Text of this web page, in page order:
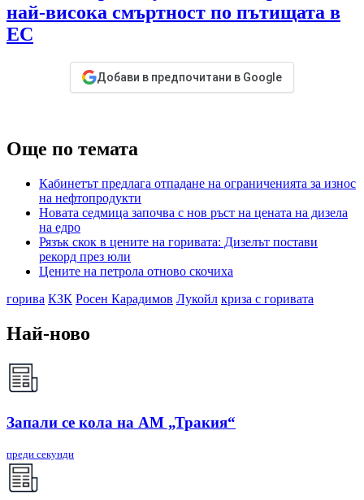
най-висока смъртност по пътищата в
ЕС
Добави в предпочитани в Google
Още по темата
Кабинетът предлага отпадане на ограниченията за износ
на нефтопродукти
Новата седмица започва с нов ръст на цената на дизела
на едро
Рязък скок в цените на горивата: Дизелът постави
рекорд през юли
Цените на петрола отново скочиха
горива КЗК Росен Карадимов Лукойл криза с горивата
Най-ново
Запали се кола на АМ „Тракия“
преди секунди